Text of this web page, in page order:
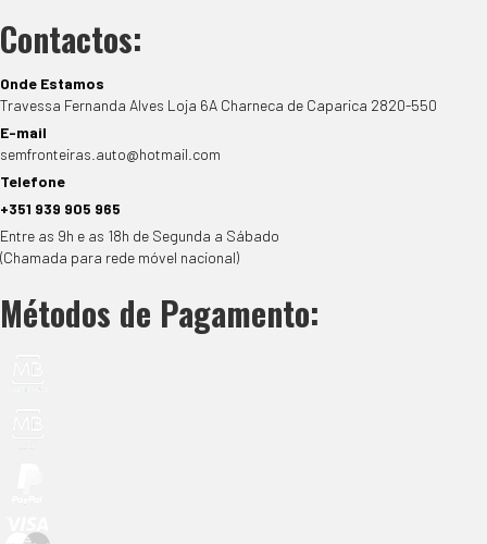
Contactos:
Onde Estamos
Travessa Fernanda Alves Loja 6A Charneca de Caparica 2820-550
E-mail
semfronteiras.auto@hotmail.com
Telefone
+351 939 905 965
Entre as 9h e as 18h de Segunda a Sábado
(Chamada para rede móvel nacional)
Métodos de Pagamento: